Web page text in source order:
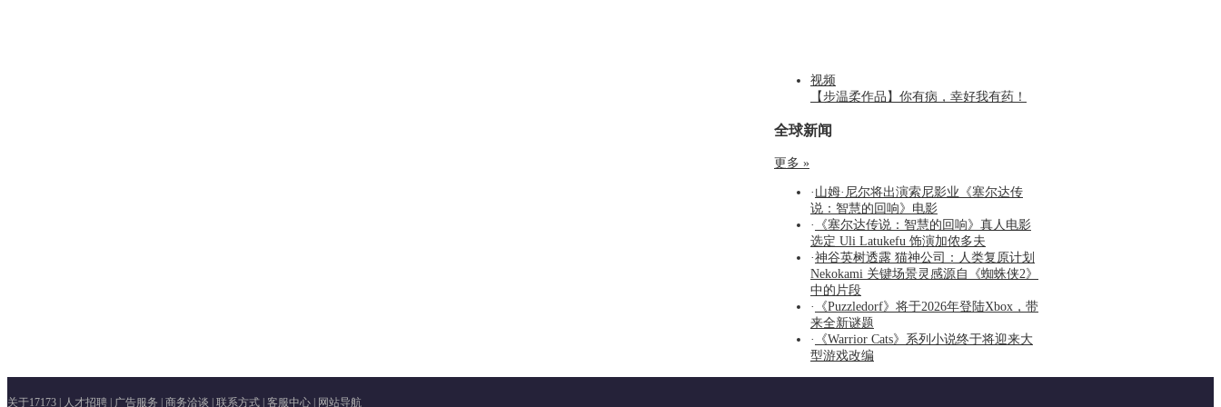
视频
【步温柔作品】你有病，幸好我有药！
全球新闻
更多 »
· 山姆·尼尔将出演索尼影业《塞尔达传
说：智慧的回响》电影
·
《塞尔达传说：智慧的回响》真人电影
选定 Uli Latukefu 饰演加侬多夫
·神谷英树透露 猫神公司：人类复原计划
Nekokami 关键场景灵感源自《蜘蛛侠2》
中的片段
·
《Puzzledorf》将于2026年登陆Xbox，带
来全新谜题
·
《Warrior Cats》系列小说终于将迎来大
型游戏改编
关于17173 人才招聘 广告服务 商务洽谈 联系方式 客服中心 网站导航